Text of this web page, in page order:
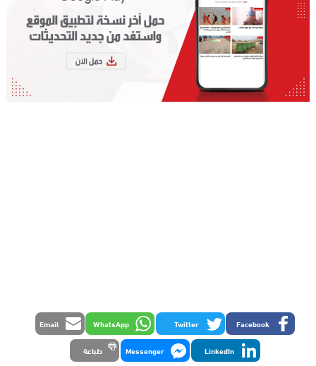
Facebook
Twitter
WhatsApp
Email
LinkedIn
Messenger طباعة